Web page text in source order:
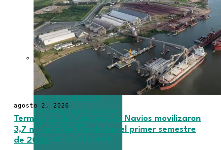
El Graf Spee y
una hipótesis
reveladora sobre
el final del
corsario alemán
agosto 2, 2026
Terminales de Corporación Navios movilizaron
3,7 millones de toneladas el primer semestre
de 2026